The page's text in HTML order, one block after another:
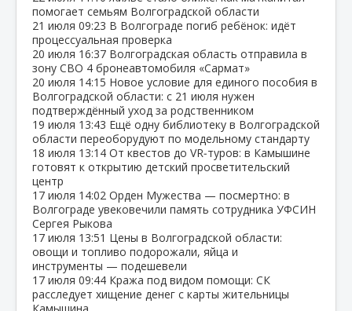
помогает семьям Волгоградской области
21 июля 09:23 В Волгограде погиб ребёнок: идёт
процессуальная проверка
20 июля 16:37 Волгоградская область отправила в
зону СВО 4 бронеавтомобиля «Сармат»
20 июля 14:15 Новое условие для единого пособия в
Волгоградской области: с 21 июля нужен
подтверждённый уход за родственником
19 июля 13:43 Ещё одну библиотеку в Волгоградской
области переоборудуют по модельному стандарту
18 июля 13:14 От квестов до VR‑туров: в Камышине
готовят к открытию детский просветительский
центр
17 июля 14:02 Орден Мужества — посмертно: в
Волгограде увековечили память сотрудника УФСИН
Сергея Рыкова
17 июля 13:51 Цены в Волгоградской области:
овощи и топливо подорожали, яйца и
инструменты — подешевели
17 июля 09:44 Кража под видом помощи: СК
расследует хищение денег с карты жительницы